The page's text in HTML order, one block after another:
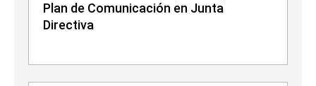
Plan de Comunicación en Junta
Directiva